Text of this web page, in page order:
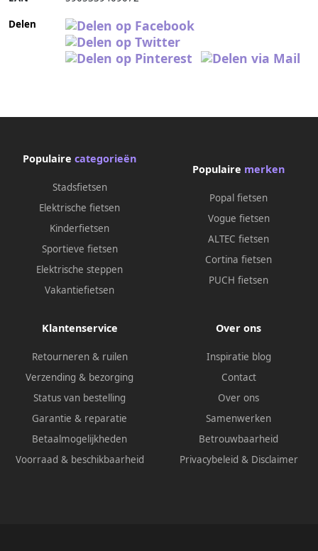
Delen
Populaire categorieën
Stadsfietsen
Elektrische fietsen
Kinderfietsen
Sportieve fietsen
Elektrische steppen
Vakantiefietsen
Populaire merken
Popal fietsen
Vogue fietsen
ALTEC fietsen
Cortina fietsen
PUCH fietsen
Klantenservice
Retourneren & ruilen
Verzending & bezorging
Status van bestelling
Garantie & reparatie
Betaalmogelijkheden
Voorraad & beschikbaarheid
Over ons
Inspiratie blog
Contact
Over ons
Samenwerken
Betrouwbaarheid
Privacybeleid & Disclaimer